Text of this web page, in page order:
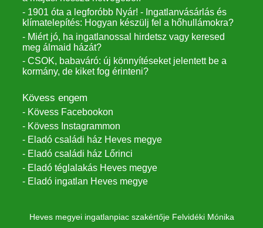
- 1901 óta a legforóbb Nyár! - Ingatlanvásárlás és
klímatelepítés: Hogyan készülj fel a hőhullámokra?
- Miért jó, ha ingatlanossal hirdetsz vagy keresed
meg álmaid házát?
- CSOK, babaváró: új könnyítéseket jelentett be a
kormány, de kiket fog érinteni?
Kövess engem
- Kövess Facebookon
- Kövess Instagrammon
- Eladó családi ház Heves megye
- Eladó családi ház Lőrinci
- Eladó téglalakás Heves megye
- Eladó ingatlan Heves megye
Heves megyei ingatlanpiac szakértője Felvidéki Mónika